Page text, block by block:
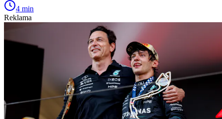
4 min
Reklama